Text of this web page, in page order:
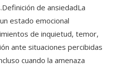
de ansiedadLa
estado emocional
de inquietud, temor,
ante situaciones percibidas
cuando la amenaza